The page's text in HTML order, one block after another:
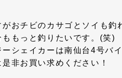
おチビのカサゴとソイも釣
もっと釣りたいです。(笑)
シェイカーは南仙台4号バ
非お買い求めください！